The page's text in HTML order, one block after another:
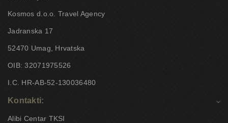
Kosmos d.o.o. Travel Agency
Jadranska 17
52470 Umag, Hrvatska
OIB: 32071975526
I.C. HR-AB-52-130036480
Kontakti:
Alibi Centar TKSI